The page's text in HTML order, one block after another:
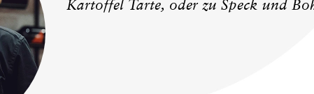
Kartoffel Tarte, oder zu Speck und